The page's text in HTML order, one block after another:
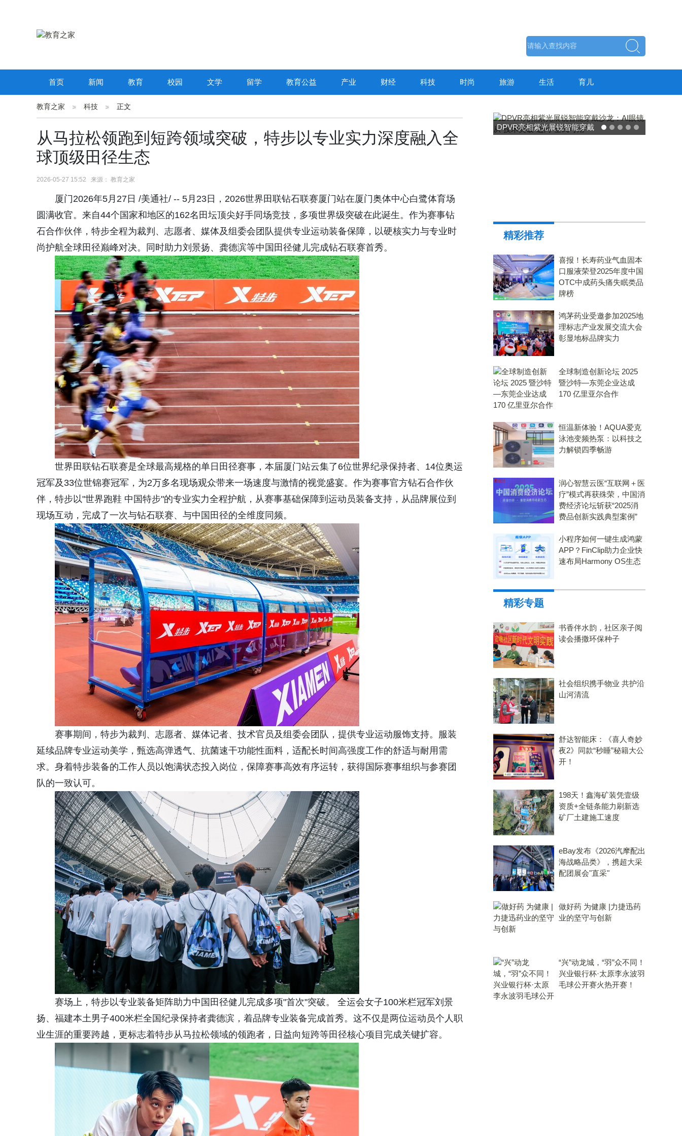
首页 新闻 教育 校园 文学 留学 教育公益 产业 财经 科技 时尚 旅游 生活 育儿
教育之家 科技 正文
从马拉松领跑到短跨领域突破，特步以专业实力深度融入全
球顶级田径生态
2026-05-27 15:52 来源： 教育之家
厦门2026年5月27日 /美通社/ -- 5月23日，2026世界田联钻石联赛厦门站在厦门奥体中心白鹭体育场
圆满收官。来自44个国家和地区的162名田坛顶尖好手同场竞技，多项世界级突破在此诞生。作为赛事钻
石合作伙伴，特步全程为裁判、志愿者、媒体及组委会团队提供专业运动装备保障，以硬核实力与专业时
尚护航全球田径巅峰对决。同时助力刘景扬、龚德滨等中国田径健儿完成钻石联赛首秀。
世界田联钻石联赛是全球最高规格的单日田径赛事，本届厦门站云集了6位世界纪录保持者、14位奥运
冠军及33位世锦赛冠军，为2万多名现场观众带来一场速度与激情的视觉盛宴。作为赛事官方钻石合作伙
伴，特步以"世界跑鞋 中国特步"的专业实力全程护航，从赛事基础保障到运动员装备支持，从品牌展位到
现场互动，完成了一次与钻石联赛、与中国田径的全维度同频。
赛事期间，特步为裁判、志愿者、媒体记者、技术官员及组委会团队，提供专业运动服饰支持。服装
延续品牌专业运动美学，甄选高弹透气、抗菌速干功能性面料，适配长时间高强度工作的舒适与耐用需
求。身着特步装备的工作人员以饱满状态投入岗位，保障赛事高效有序运转，获得国际赛事组织与参赛团
队的一致认可。
赛场上，特步以专业装备矩阵助力中国田径健儿完成多项"首次"突破。 全运会女子100米栏冠军刘景
扬、福建本土男子400米栏全国纪录保持者龚德滨，着品牌专业装备完成首秀。这不仅是两位运动员个人职
业生涯的重要跨越，更标志着特步从马拉松领域的领跑者，日益向短跨等田径核心项目完成关键扩容。
荣膺2025食品营养健康创新
力大奖
精彩推荐
喜报！长寿药业气血固本
口服液荣登2025年度中国
OTC中成药头痛失眠类品
牌榜
鸿茅药业受邀参加2025地
理标志产业发展交流大会
彰显地标品牌实力
全球制造创新论坛 2025
暨沙特—东莞企业达成
170 亿里亚尔合作
恒温新体验！AQUA爱克
泳池变频热泵：以科技之
力解锁四季畅游
润心智慧云医“互联网＋医
疗”模式再获殊荣，中国消
费经济论坛斩获“2025消
费品创新实践典型案例”
小程序如何一键生成鸿蒙
APP？FinClip助力企业快
速布局Harmony OS生态
精彩专题
书香伴水韵，社区亲子阅
读会播撒环保种子
社会组织携手物业 共护沿
山河清流
舒达智能床：《喜人奇妙
夜2》同款“秒睡”秘籍大公
开！
198天！鑫海矿装凭壹级
资质+全链条能力刷新选
矿厂土建施工速度
eBay发布《2026汽摩配出
海战略品类》，携超大采
配团展会"直采"
做好药 为健康 |力捷迅药
业的坚守与创新
“兴”动龙城，“羽”众不同！
兴业银行杯·太原李永波羽
毛球公开赛火热开赛！